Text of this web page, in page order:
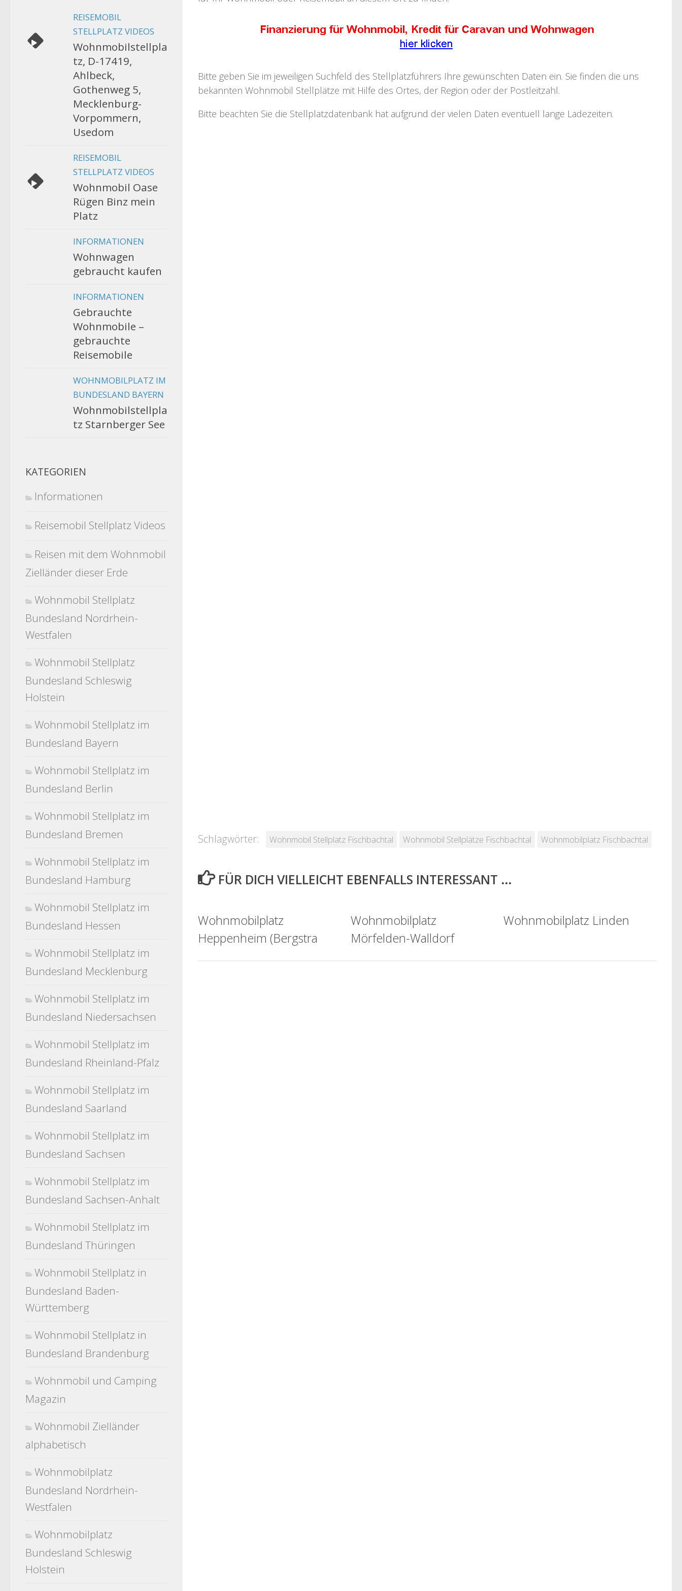
Bitte geben Sie im jeweiligen Suchfeld des Stellplatzführers Ihre gewünschten Daten ein. Sie finden die uns
bekannten Wohnmobil Stellplätze mit Hilfe des Ortes, der Region oder der Postleitzahl.
Bitte beachten Sie die Stellplatzdatenbank hat aufgrund der vielen Daten eventuell lange Ladezeiten.
Schlagwörter: Wohnmobil Stellplatz Fischbachtal Wohnmobil Stellplätze Fischbachtal Wohnmobilplatz Fischbachtal
FÜR DICH VIELLEICHT EBENFALLS INTERESSANT …
Wohnmobilplatz
Heppenheim (Bergstra
Wohnmobilplatz
Mörfelden-Walldorf
Wohnmobilplatz Linden
REISEMOBIL
STELLPLATZ VIDEOS
Wohnmobilstellpla
tz, D-17419,
Ahlbeck,
Gothenweg 5,
Mecklenburg-
Vorpommern,
Usedom
REISEMOBIL
STELLPLATZ VIDEOS
Wohnmobil Oase
Rügen Binz mein
Platz
INFORMATIONEN
Wohnwagen
gebraucht kaufen
INFORMATIONEN
Gebrauchte
Wohnmobile –
gebrauchte
Reisemobile
WOHNMOBILPLATZ IM
BUNDESLAND BAYERN
Wohnmobilstellpla
tz Starnberger See
KATEGORIEN
Informationen
Reisemobil Stellplatz Videos
Reisen mit dem Wohnmobil
Zielländer dieser Erde
Wohnmobil Stellplatz
Bundesland Nordrhein-
Westfalen
Wohnmobil Stellplatz
Bundesland Schleswig
Holstein
Wohnmobil Stellplatz im
Bundesland Bayern
Wohnmobil Stellplatz im
Bundesland Berlin
Wohnmobil Stellplatz im
Bundesland Bremen
Wohnmobil Stellplatz im
Bundesland Hamburg
Wohnmobil Stellplatz im
Bundesland Hessen
Wohnmobil Stellplatz im
Bundesland Mecklenburg
Wohnmobil Stellplatz im
Bundesland Niedersachsen
Wohnmobil Stellplatz im
Bundesland Rheinland-Pfalz
Wohnmobil Stellplatz im
Bundesland Saarland
Wohnmobil Stellplatz im
Bundesland Sachsen
Wohnmobil Stellplatz im
Bundesland Sachsen-Anhalt
Wohnmobil Stellplatz im
Bundesland Thüringen
Wohnmobil Stellplatz in
Bundesland Baden-
Württemberg
Wohnmobil Stellplatz in
Bundesland Brandenburg
Wohnmobil und Camping
Magazin
Wohnmobil Zielländer
alphabetisch
Wohnmobilplatz
Bundesland Nordrhein-
Westfalen
Wohnmobilplatz
Bundesland Schleswig
Holstein